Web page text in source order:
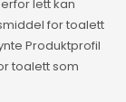
lett kan
for toalett
Produktprofil
toalett som